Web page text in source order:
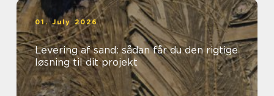
01. July 2026
Levering af sand: sådan får du den rigtige
løsning til dit projekt